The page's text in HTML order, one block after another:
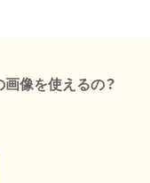
像を使えるの？